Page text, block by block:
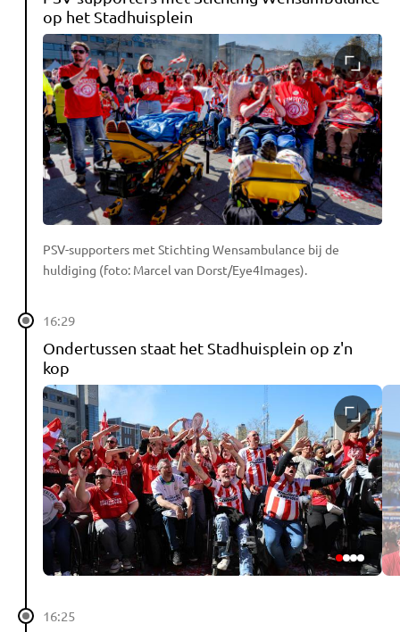
op het Stadhuisplein
PSV-supporters met Stichting Wensambulance bij de
huldiging (foto: Marcel van Dorst/Eye4Images).
16:29
Ondertussen staat het Stadhuisplein op z'n
kop
16:25